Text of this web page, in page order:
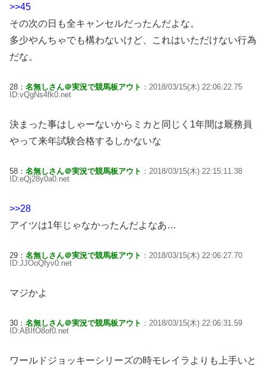
>>45
その次の日も全キャンセルだったんだよな。
多少やんちゃでも構わないけど、これはいただけない行為
だな。
28： 名無しさん＠実況で競馬板アウト ：2018/03/15(木) 22:06:22.75
ID:vQgNs4fk0.net
決まった事はしゃーないからミカと同じく1年間は厩務員
やって来年試験合格するしかないな
58： 名無しさん＠実況で競馬板アウト ：2018/03/15(木) 22:15:11.38
ID:eQj28y0a0.net
>>28
アイツは1年じゃなかったんだよなあ…
29： 名無しさん＠実況で競馬板アウト ：2018/03/15(木) 22:06:27.70
ID:JJOoQfyv0.net
マジかよ
30： 名無しさん＠実況で競馬板アウト ：2018/03/15(木) 22:06:31.59
ID:ABIfO8of0.net
ワールドジョッキーシリーズの時モレイラよりも上手いと